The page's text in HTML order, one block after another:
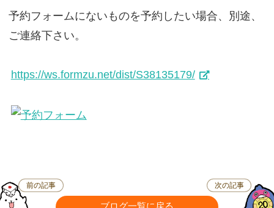
予約フォームにないものを予約したい場合、別途、
ご連絡下さい。
https://ws.formzu.net/dist/S38135179/
前の記事 次の記事